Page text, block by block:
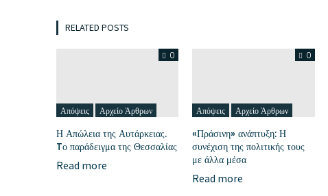
RELATED POSTS
0
Απόψεις Αρχείο Άρθρων
Η Απώλεια της Αυτάρκειας.
Tο παράδειγμα της Θεσσαλίας
Read more
0
Απόψεις Αρχείο Άρθρων
«Πράσινη» ανάπτυξη: Η
συνέχιση της πολιτικής τους
με άλλα μέσα
Read more